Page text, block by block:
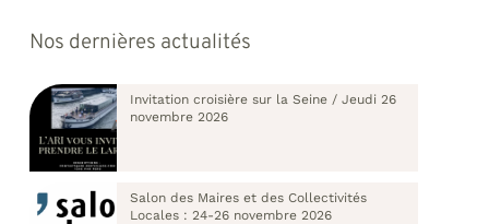
Nos dernières actualités
Invitation croisière sur la Seine / Jeudi 26
novembre 2026
Salon des Maires et des Collectivités
Locales : 24-26 novembre 2026